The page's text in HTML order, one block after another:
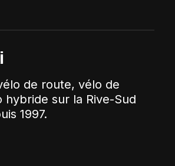
de route, vélo de
hybride sur la Rive-Sud
1997.